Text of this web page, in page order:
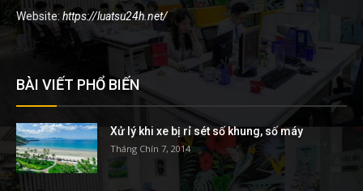
Website: https://luatsu24h.net/
BÀI VIẾT PHỔ BIẾN
Xử lý khi xe bị rỉ sét số khung, số máy
Tháng Chín 7, 2014